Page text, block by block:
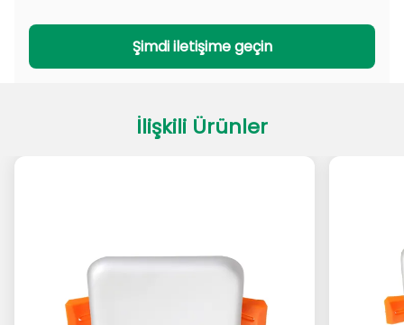
PADL Serisi
PACL Serisi
Şimdi iletişime geçin
İlişkili Ürünler